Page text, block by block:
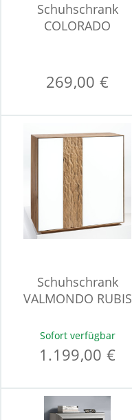
Schuhschrank
COLORADO
269,00 €
Schuhschrank
VALMONDO RUBIS
Sofort verfügbar
1.199,00 €